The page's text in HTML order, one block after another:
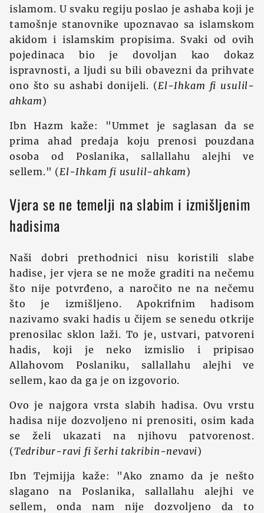
islamom. U svaku regiju poslao je ashaba koji je
tamošnje stanovnike upoznavao sa islamskom
akidom i islamskim propisima. Svaki od ovih
pojedinaca bio je dovoljan kao dokaz
ispravnosti, a ljudi su bili obavezni da prihvate
ono što su ashabi donijeli. (El-Ihkam fi usulil-
ahkam)
Ibn Hazm kaže: "Ummet je saglasan da se
prima ahad predaja koju prenosi pouzdana
osoba od Poslanika, sallallahu alejhi ve
sellem." (El-Ihkam fi usulil-ahkam)
Vjera se ne temelji na slabim i izmišljenim
hadisima
Naši dobri prethodnici nisu koristili slabe
hadise, jer vjera se ne može graditi na nečemu
što nije potvrđeno, a naročito ne na nečemu
što je izmišljeno. Apokrifnim hadisom
nazivamo svaki hadis u čijem se senedu otkrije
prenosilac sklon laži. To je, ustvari, patvoreni
hadis, koji je neko izmislio i pripisao
Allahovom Poslaniku, sallallahu alejhi ve
sellem, kao da ga je on izgovorio.
Ovo je najgora vrsta slabih hadisa. Ovu vrstu
hadisa nije dozvoljeno ni prenositi, osim kada
se želi ukazati na njihovu patvorenost.
(Tedribur-ravi fi šerhi takribin-nevavi)
Ibn Tejmijja kaže: "Ako znamo da je nešto
slagano na Poslanika, sallallahu alejhi ve
sellem, onda nam nije dozvoljeno da to